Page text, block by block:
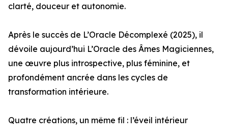
clarté, douceur et autonomie.
Après le succès de L’Oracle Décomplexé (2025), il
dévoile aujourd’hui L’Oracle des Âmes Magiciennes,
une œuvre plus introspective, plus féminine, et
profondément ancrée dans les cycles de
transformation intérieure.
Quatre créations, un même fil : l’éveil intérieur